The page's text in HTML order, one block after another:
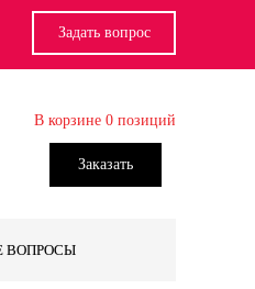
Задать вопрос
В корзине 0 позиций
Заказать
ВОПРОСЫ